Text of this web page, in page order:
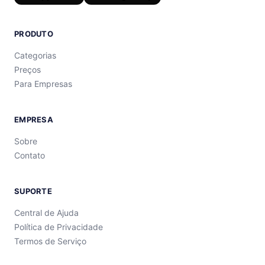
PRODUTO
Categorias
Preços
Para Empresas
EMPRESA
Sobre
Contato
SUPORTE
Central de Ajuda
Política de Privacidade
Termos de Serviço